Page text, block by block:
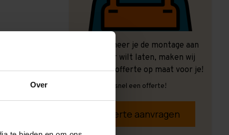
Over
Ook wanneer je de montage aan
ons over wilt laten, maken wij
graag een offerte op maat voor je!
Vrijblijvend, snel een offerte!
Offerte aanvragen